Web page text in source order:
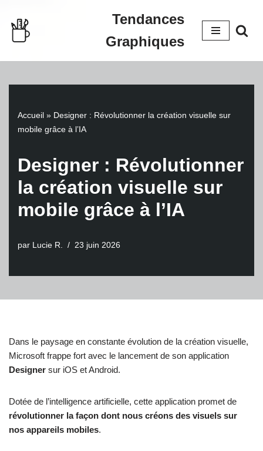
Aller
au
contenu
Tendances
Graphiques
Accueil » Designer : Révolutionner la création visuelle sur
mobile grâce à l’IA
Designer : Révolutionner
la création visuelle sur
mobile grâce à l’IA
par Lucie R. 23 juin 2026
Dans le paysage en constante évolution de la création visuelle,
Microsoft frappe fort avec le lancement de son application
Designer sur iOS et Android.
Dotée de l’intelligence artificielle, cette application promet de
révolutionner la façon dont nous créons des visuels sur
nos appareils mobiles.